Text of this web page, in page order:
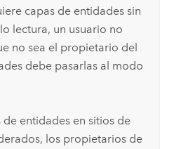
capas de entidades sin
lectura, un usuario no
no sea el propietario del
debe pasarlas al modo
de entidades en sitios de
los propietarios de